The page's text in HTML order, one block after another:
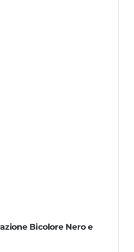
Bicolore Nero e